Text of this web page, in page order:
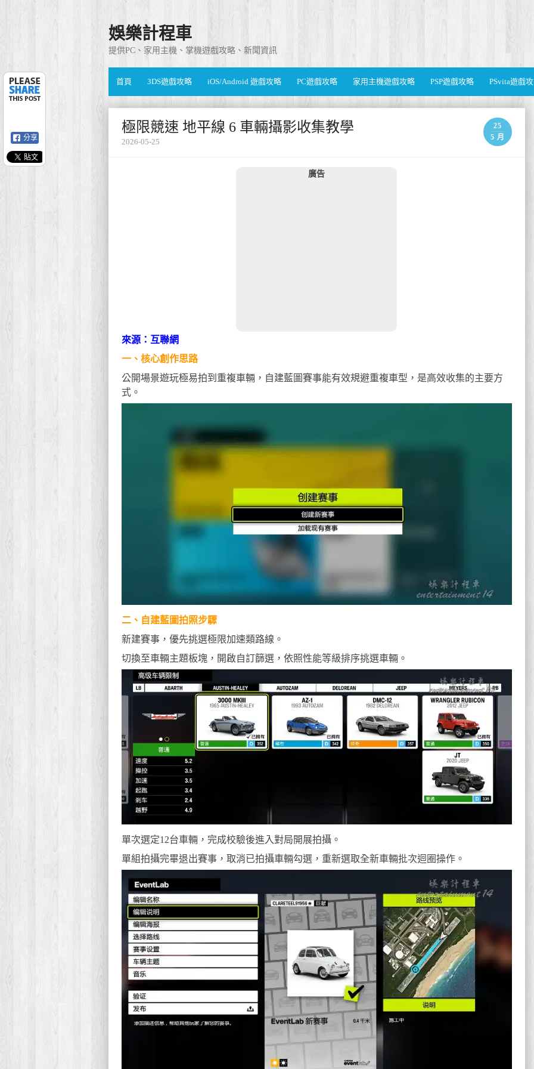
娛樂計程車
提供PC、家用主機、掌機遊戲攻略、新聞資訊
首頁 3DS遊戲攻略 iOS/Android 遊戲攻略 PC遊戲攻略 家用主機遊戲攻略 PSP遊戲攻略 PSvita遊戲
極限競速 地平線 6 車輛攝影收集教學
25
5 月
2026-05-25
廣告
來源：互聯網
一、核心創作思路
公開場景遊玩極易拍到重複車輛，自建藍圖賽事能有效規避重複車型，是高效收集的主要方
式。
二、自建藍圖拍照步驟
新建賽事，優先挑選極限加速類路線。
切換至車輛主題板塊，開啟自訂篩選，依照性能等級排序挑選車輛。
單次選定12台車輛，完成校驗後進入對局開展拍攝。
單組拍攝完畢退出賽事，取消已拍攝車輛勾選，重新選取全新車輛批次迴圈操作。
分享